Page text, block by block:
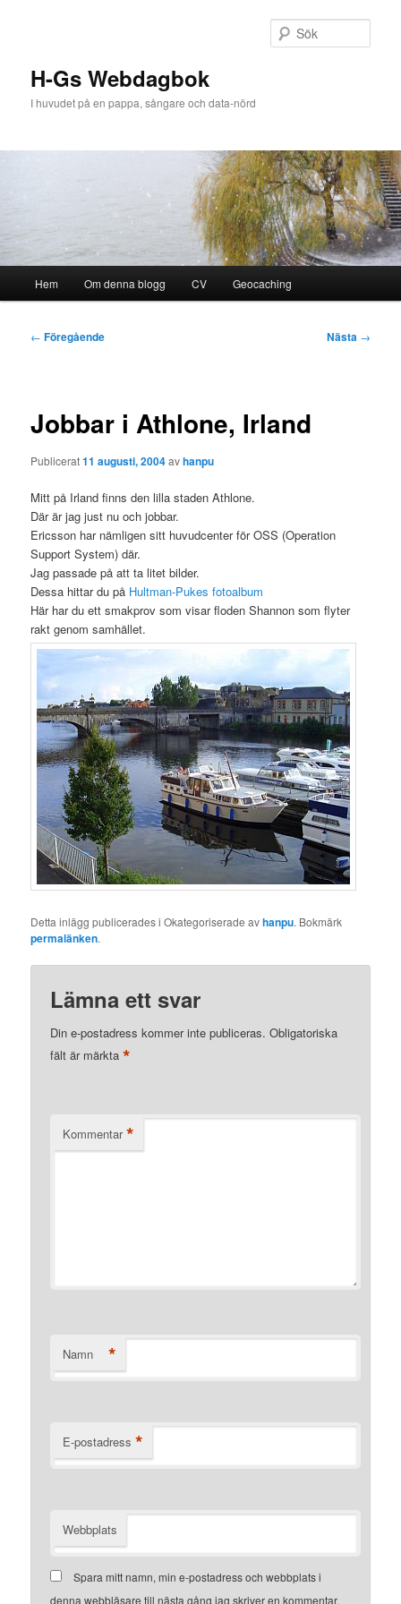
H-Gs Webdagbok
I huvudet på en pappa, sångare och data-nörd
Hem Om denna blogg CV Geocaching
Inläggsnavigering
← Föregående Nästa →
Jobbar i Athlone, Irland
Publicerat11 augusti, 2004avhanpu
Mitt på Irland finns den lilla staden Athlone.
Där är jag just nu och jobbar.
Ericsson har nämligen sitt huvudcenter för OSS (Operation
Support System) där.
Jag passade på att ta litet bilder.
Dessa hittar du på Hultman-Pukes fotoalbum
Här har du ett smakprov som visar floden Shannon som flyter
rakt genom samhället.
Detta inlägg publicerades i Okategoriserade avhanpu. Bokmärk
permalänken.
Lämna ett svar
Din e-postadress kommer inte publiceras. Obligatoriska
fält är märkta*
Kommentar *
Namn *
E-postadress *
Webbplats
Spara mitt namn, min e-postadress och webbplats i
denna webbläsare till nästa gång jag skriver en kommentar.